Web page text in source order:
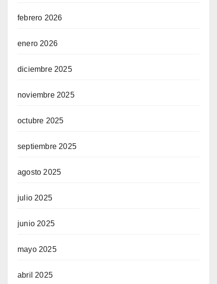
febrero 2026
enero 2026
diciembre 2025
noviembre 2025
octubre 2025
septiembre 2025
agosto 2025
julio 2025
junio 2025
mayo 2025
abril 2025